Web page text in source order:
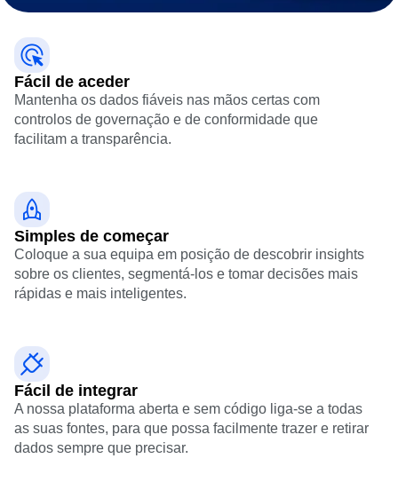
Guias e inquéritos
Experimentação de funcionalidades
Experimentação web
Gestão de funcionalidades
Ativação
Dados
Governação de dados
Segurança e privacidade
Caso prático
Aquisição
Retenção
Monetização
Equipa
Produto
Dados
Executivo
Tamanho
Startups
Empresarial
Explorar Hub
Conecte
Comunidade
Eventos
Clientes
Parceiros
Apoio e serviços
Academia e formação
Sucesso do cliente
Atualizações de produtos
Ferramentas
Benchmarks
Biblioteca de prompts
Modelo de maturidade
Fácil de aceder
Mantenha os dados fiáveis nas mãos certas com
controlos de governação e de conformidade que
facilitam a transparência.
Simples de começar
Coloque a sua equipa em posição de descobrir insights
sobre os clientes, segmentá-los e tomar decisões mais
rápidas e mais inteligentes.
Fácil de integrar
A nossa plataforma aberta e sem código liga-se a todas
as suas fontes, para que possa facilmente trazer e retirar
dados sempre que precisar.